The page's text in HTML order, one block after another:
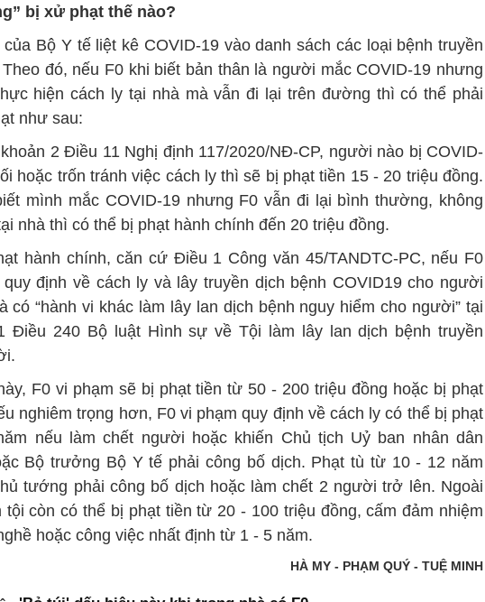
bị xử phạt thế nào?
Bộ Y tế liệt kê COVID-19 vào danh sách các loại bệnh truyền
đó, nếu F0 khi biết bản thân là người mắc COVID-19 nhưng
hiện cách ly tại nhà mà vẫn đi lại trên đường thì có thể phải
như sau:
2 Điều 11 Nghị định 117/2020/NĐ-CP, người nào bị COVID-
hoặc trốn tránh việc cách ly thì sẽ bị phạt tiền 15 - 20 triệu đồng.
mình mắc COVID-19 nhưng F0 vẫn đi lại bình thường, không
nhà thì có thể bị phạt hành chính đến 20 triệu đồng.
hành chính, căn cứ Điều 1 Công văn 45/TANDTC-PC, nếu F0
định về cách ly và lây truyền dịch bệnh COVID19 cho người
có “hành vi khác làm lây lan dịch bệnh nguy hiểm cho người” tại
Điều 240 Bộ luật Hình sự về Tội làm lây lan dịch bệnh truyền
F0 vi phạm sẽ bị phạt tiền từ 50 - 200 triệu đồng hoặc bị phạt
nghiêm trọng hơn, F0 vi phạm quy định về cách ly có thể bị phạt
nếu làm chết người hoặc khiến Chủ tịch Uỷ ban nhân dân
Bộ trưởng Bộ Y tế phải công bố dịch. Phạt tù từ 10 - 12 năm
tướng phải công bố dịch hoặc làm chết 2 người trở lên. Ngoài
còn có thể bị phạt tiền từ 20 - 100 triệu đồng, cấm đảm nhiệm
hoặc công việc nhất định từ 1 - 5 năm.
HÀ MY - PHẠM QUÝ - TUỆ MINH